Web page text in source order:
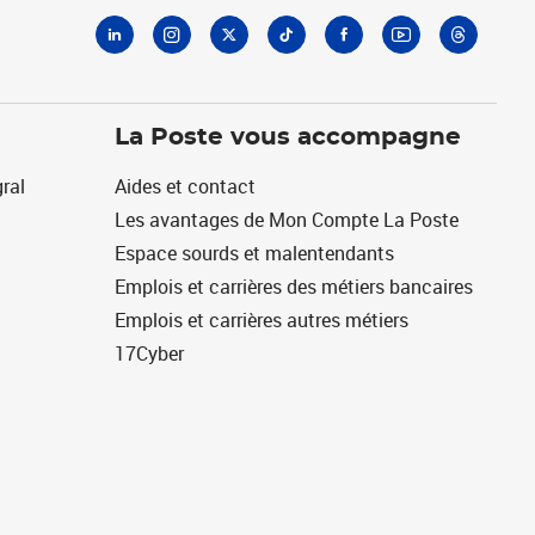
La Poste vous accompagne
Aides et contact
Les avantages de Mon Compte La Poste
Espace sourds et malentendants
Emplois et carrières des métiers bancaires
Emplois et carrières autres métiers
17Cyber